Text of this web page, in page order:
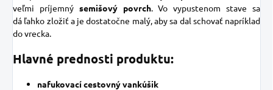
veľmi
príjemný semišový povrch. Vo vypustenom stave sa
dá ľahko zložiť a je dostatočne malý, abysa dal schovať napríklad
dovrecka.
Hlavné prednosti produktu:
nafukovacícestovnývankúšik